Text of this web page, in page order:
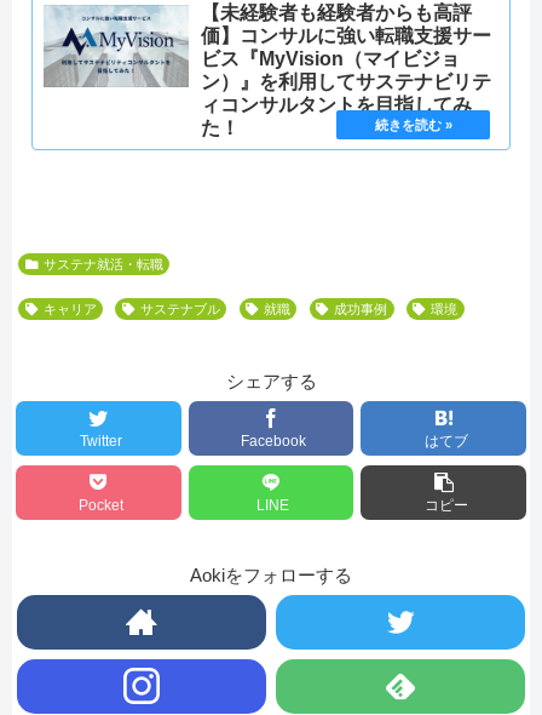
【未経験者も経験者からも高評
価】コンサルに強い転職支援サー
ビス『MyVision（マイビジョ
ン）』を利用してサステナビリテ
ィコンサルタントを目指してみ
た！
サステナ就活・転職
キャリア サステナブル 就職 成功事例 環境
シェアする
Twitter Facebook はてブ
Pocket LINE コピー
Aokiをフォローする